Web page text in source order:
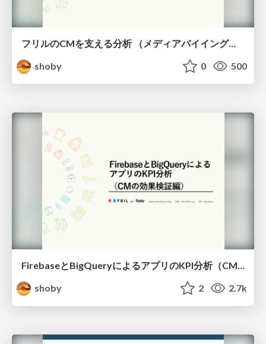
フリルのCMを支える分析 （メディアバイイング編）
shoby
0 500
shoby
2 2.7k